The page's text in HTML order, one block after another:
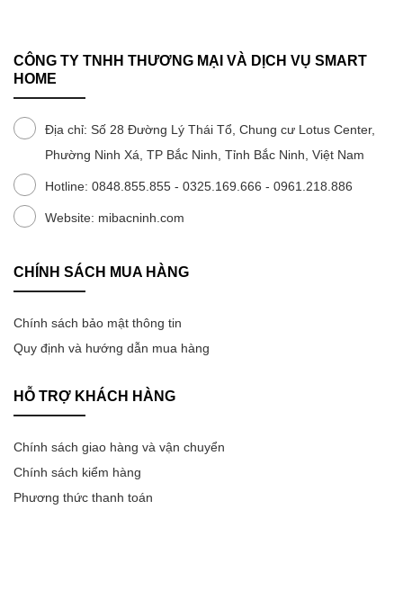
Cân Xiaomi Mijia đo được 4 chỉ
số cơ thể cùng một lúc
Cân xiaomi Mijia S200 không chỉ đơn thuần là cân thông
thường, mà còn là công cụ theo dõi sức khỏe toàn
“kiểm tra thăng bằng” tiên tiến, giúp đánh giá khả năng
phối hợp, độ ổn định và phản ứng của bạn bằng cách
CÔNG TY TNHH THƯƠNG MẠI VÀ DỊCH VỤ SMART
HOME
Địa chỉ: Số 28 Đường Lý Thái Tổ, Chung cư Lotus Center,
Phường Ninh Xá, TP Bắc Ninh, Tỉnh Bắc Ninh, Việt Nam
Hotline: 0848.855.855 - 0325.169.666 - 0961.218.886
Website: mibacninh.com
CHÍNH SÁCH MUA HÀNG
Chính sách bảo mật thông tin
Quy định và hướng dẫn mua hàng
HỖ TRỢ KHÁCH HÀNG
Chính sách giao hàng và vận chuyển
Chính sách kiểm hàng
Phương thức thanh toán